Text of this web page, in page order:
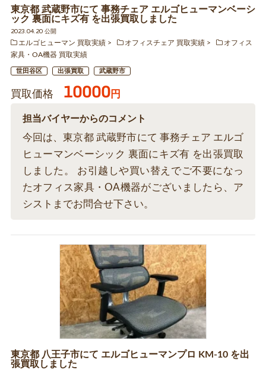
東京都 武蔵野市にて 事務チェア エルゴヒューマンベーシ
ック 裏面にキズ有 を出張買取しました
2023.04.20 公開
エルゴヒューマン 買取実績
オフィスチェア 買取実績
オフィス
家具・OA機器 買取実績
世田谷区 出張買取 武蔵野市
買取価格 10000円
担当バイヤーからのコメント
今回は、東京都 武蔵野市にて 事務チェア エルゴ
ヒューマンベーシック 裏面にキズ有 を出張買取
しました。 お引越しや買い替えでご不要になっ
たオフィス家具・OA機器がございましたら、ア
シストまでお問合せ下さい。
東京都 八王子市にて エルゴヒューマンプロ KM-10 を出
張買取しました